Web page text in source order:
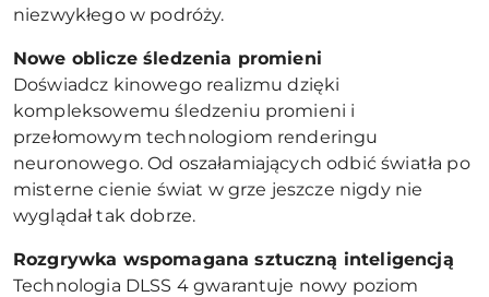
niezwykłego w podróży.
Nowe oblicze śledzenia promieni
Doświadcz kinowego realizmu dzięki
kompleksowemu śledzeniu promieni i
przełomowym technologiom renderingu
neuronowego. Od oszałamiających odbić światła po
misterne cienie świat w grze jeszcze nigdy nie
wyglądał tak dobrze.
Rozgrywka wspomagana sztuczną inteligencją
Technologia DLSS 4 gwarantuje nowy poziom